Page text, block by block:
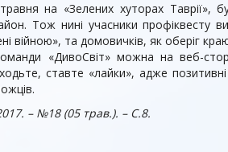
на «Зе­лених хуторах Таврії»,
Тож нині учасники профіквесту
та домовичків, як оберіг
«ДивоСвіт» можна на веб-
ставте «лайки», адже позитивні
– №18 (05 трав.). – С.8.